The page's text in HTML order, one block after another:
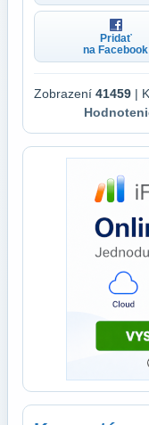
Pridať
na Facebook
Zobrazení 41459 |